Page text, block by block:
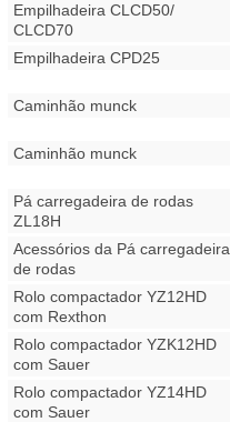
Empilhadeira CLCD50/
CLCD70
Empilhadeira CPD25
Caminhão munck
Caminhão munck
Pá carregadeira de rodas
ZL18H
Acessórios da Pá carregadeira
de rodas
Rolo compactador YZ12HD
com Rexthon
Rolo compactador YZK12HD
com Sauer
Rolo compactador YZ14HD
com Sauer